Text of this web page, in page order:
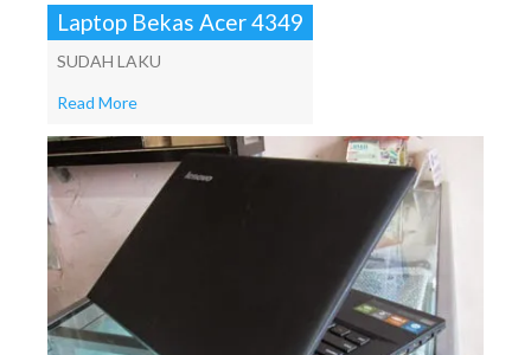
Laptop Bekas Acer 4349
SUDAH LAKU
Read More